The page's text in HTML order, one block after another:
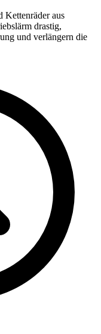
Kettenräder aus
drastig,
und verlängern die